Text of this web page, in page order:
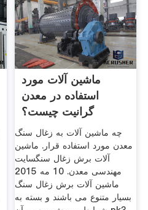
ماشین آلات مورد
استفاده در معدن
گرانیت چیست؟
چه ماشین آلات به زغال سنگ
معدن مورد استفاده قرار. ماشین
آلات برش زغال سنگسایت
مهندسی معدن. 10 مه 2015
ماشین آلات برش زغال سنگ
بسیار متنوع می باشند و بسته به